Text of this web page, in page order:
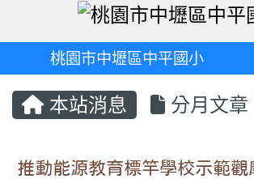
桃園市中壢區中平國小
本站消息 分月文章
推動能源教育標竿學校示範觀